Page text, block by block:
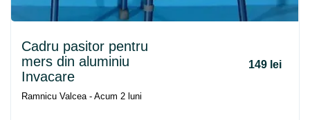
Cadru pasitor pentru
mers din aluminiu
Invacare
149 lei
Ramnicu Valcea - Acum 2 luni